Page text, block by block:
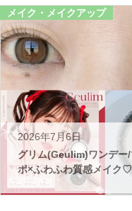
メイク・メイクアップ
2026年7月6日
グリム(Geulim)ワンデー
ポ×ふわふわ質感メイク♡